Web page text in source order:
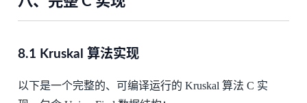
8.1 Kruskal 算法实现
以下是一个完整的、可编译运行的 Kruskal 算法 C 实